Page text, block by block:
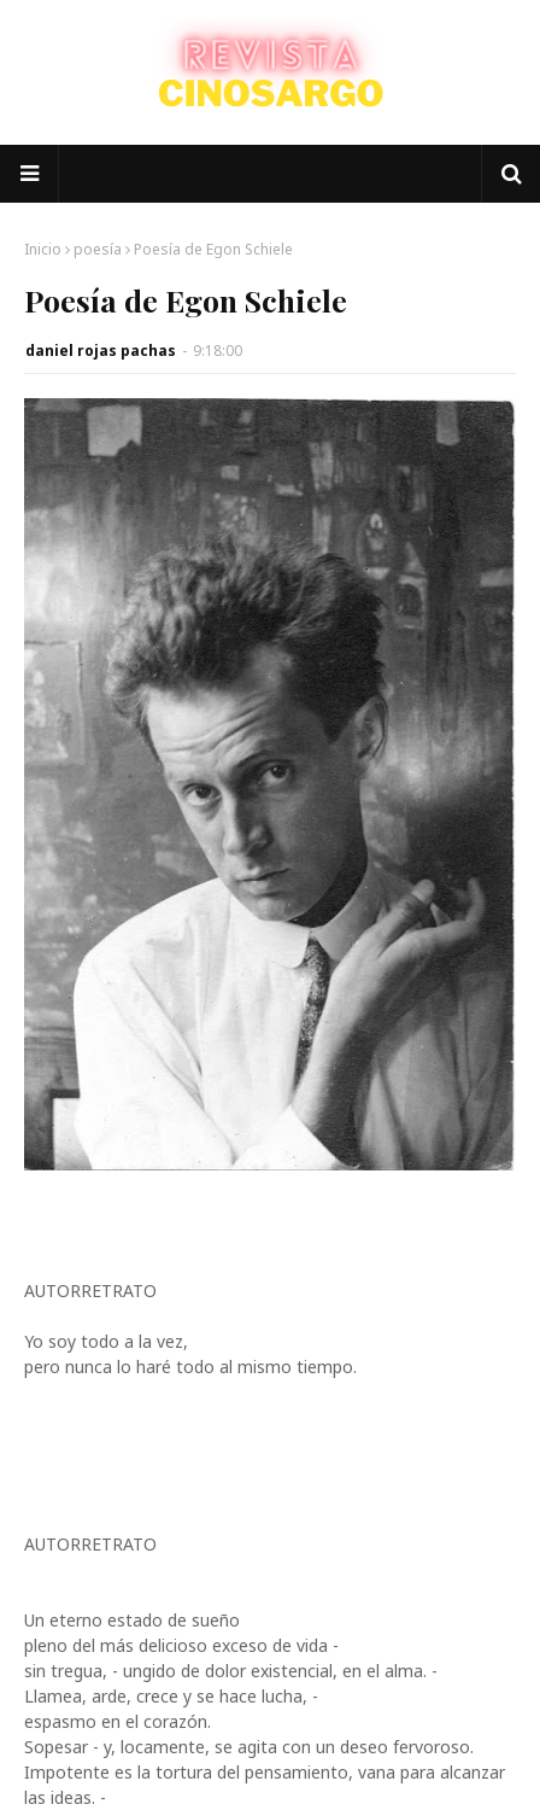
Inicio poesía Poesía de Egon Schiele
Poesía de Egon Schiele
daniel rojas pachas - 9:18:00
AUTORRETRATO
Yo soy todo a la vez,
pero nunca lo haré todo al mismo tiempo.
AUTORRETRATO
Un eterno estado de sueño
pleno del más delicioso exceso de vida -
sin tregua, - ungido de dolor existencial, en el alma. -
Llamea, arde, crece y se hace lucha, -
espasmo en el corazón.
Sopesar - y, locamente, se agita con un deseo fervoroso.
Impotente es la tortura del pensamiento, vana para alcanzar
las ideas. -